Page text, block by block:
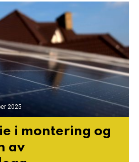
2025
i montering og
av